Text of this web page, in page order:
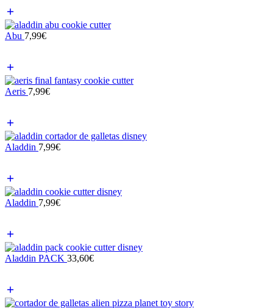
Abu 7,99€
Aeris 7,99€
Aladdin 7,99€
Aladdin 7,99€
Aladdin PACK 33,60€